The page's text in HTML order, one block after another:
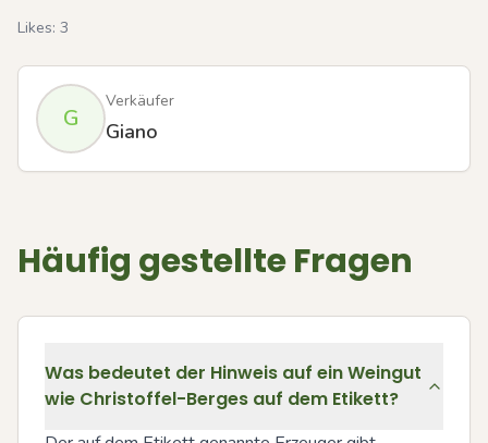
Likes: 3
G
Verkäufer
Giano
Häufig gestellte Fragen
Was bedeutet der Hinweis auf ein Weingut
wie Christoffel-Berges auf dem Etikett?